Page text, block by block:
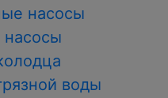
насосы
воды